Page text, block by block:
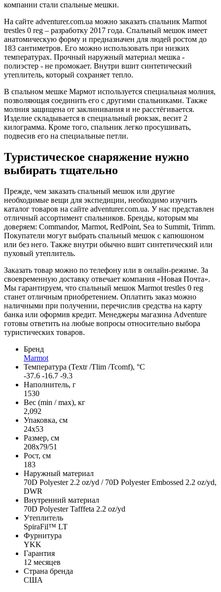
компании стали спальные мешки.
На сайте adventurer.com.ua можно заказать спальник Marmot
trestles 0 reg – разработку 2017 года. Спальный мешок имеет
анатомическую форму и предназначен для людей ростом до
183 сантиметров. Его можно использовать при низких
температурах. Прочный наружный материал мешка -
полиэстер - не промокает. Внутри вшит синтетический
утеплитель, который сохраняет тепло.
В спальном мешке Мармот используется специальная молния,
позволяющая соединить его с другими спальниками. Также
молния защищена от заклинивания и не расстёгивается.
Изделие складывается в специальный рюкзак, весит 2
килограмма. Кроме того, спальник легко просушивать,
подвесив его на специальные петли.
Туристическое снаряжение нужно
выбирать тщательно
Прежде, чем заказать спальный мешок или другие
необходимые вещи для экспедиции, необходимо изучить
каталог товаров на сайте adventurer.com.ua. У нас представлен
отличный ассортимент спальников. Бренды, которым мы
доверяем: Commandor, Marmot, RedPoint, Sea to Summit, Trimm.
Покупатели могут выбрать спальный мешок с капюшоном
или без него. Также внутри обычно вшит синтетический или
пуховый утеплитель.
Заказать товар можно по телефону или в онлайн-режиме. За
своевременную доставку отвечает компания «Новая Почта».
Мы гарантируем, что спальный мешок Marmot trestles 0 reg
станет отличным приобретением. Оплатить заказ можно
наличными при получении, перечислив средства на карту
банка или оформив кредит. Менеджеры магазина Adventure
готовы ответить на любые вопросы относительно выбора
туристических товаров.
Бренд
Marmot
Температура (Textr /Tlim /Tcomf), °C
-37.6 -16.7 -9.3
Наполнитель, г
1530
Вес (min / max), кг
2,092
Упаковка, см
24х53
Размер, см
208х79/51
Рост, см
183
Наружный материал
70D Polyester 2.2 oz/yd / 70D Polyester Embossed 2.2 oz/yd,
DWR
Внутренний материал
70D Polyester Tafffeta 2.2 oz/yd
Утеплитель
SpiraFil™ LT
Фурнитура
YKK
Гарантия
12 месяцев
Страна бренда
США